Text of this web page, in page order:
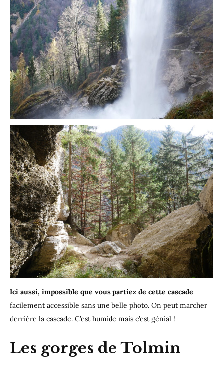
Ici aussi, impossible que vous partiez de cette cascade
facilement accessible sans une belle photo. On peut marcher
derrière la cascade. C’est humide mais c’est génial !
Les gorges de Tolmin